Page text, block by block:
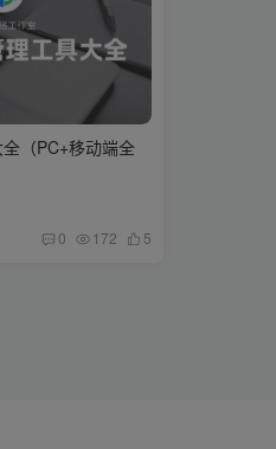
（PC+移动端全
0 172 5